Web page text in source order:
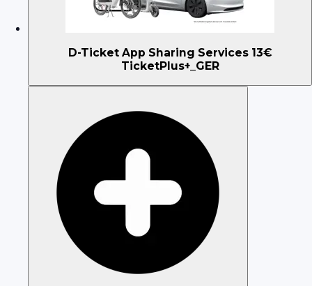
D-Ticket App Sharing Services 13€
TicketPlus+_GER